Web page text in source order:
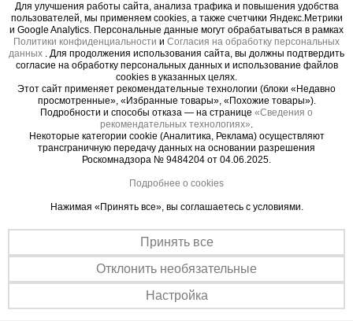
риска.
4. Долговечность, которая бросает вызов
времени
- Турецкое порошковое покрытие Picante Boya:
Эстетичный и исключительно стойкий барьер
против царапин, УФ-излучения и агрессивных
сред. Конструкция сохраняет профессиональный
вид после многих лет интенсивной эксплуатации.
5. Эффективность, экономящая ваше время
- Простая сборка без инструментов: Интуитивная
система «труба в трубу» и надежные флажковые
человека за считанные минуты.
- Полное соответствие ГОСТ: Ваша гарантия
того, что оборудование прошло все испытания и
соответствует высочайшим стандартам
безопасности.
Для улучшения работы сайта, анализа трафика и повышения удобства
пользователей, мы применяем cookies, а также счетчики Яндекс.Метрики
и Google Analytics. Персональные данные могут обрабатываться в рамках
Политики конфиденциальности и Согласия на обработку персональных
данных
. Для продолжения использования сайта, вы должны подтвердить
согласие на обработку персональных данных и использование файлов
cookies в указанных целях.
Этот сайт применяет рекомендательные технологии (блоки «Недавно
просмотренные», «Избранные товары», «Похожие товары»).
Подробности и способы отказа — на странице «Сведения о
рекомендательных технологиях»
Некоторые категории cookie (Аналитика, Реклама) осуществляют
трансграничную передачу данных на основании разрешения
Роскомнадзора № 9484204 от 04.06.2025.
Подробнее о cookies
Нажимая «Принять все», вы соглашаетесь с условиями.
Принять все
Отклонить необязательные
Настройка